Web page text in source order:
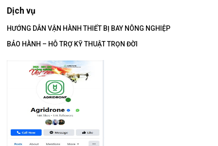
Dịch vụ
HƯỚNG DẪN VẬN HÀNH THIẾT BỊ BAY NÔNG NGHIỆP
BẢO HÀNH – HỖ TRỢ KỸ THUẬT TRỌN ĐỜI